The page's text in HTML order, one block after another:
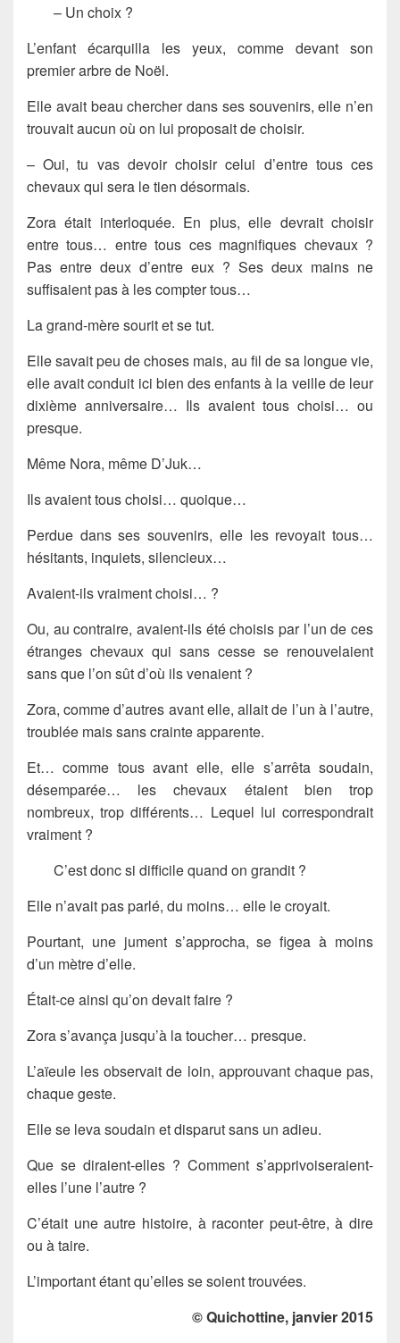
– Un choix ?
L’enfant écarquilla les yeux, comme devant son
premier arbre de Noël.
Elle avait beau chercher dans ses souvenirs, elle n’en
trouvait aucun où on lui proposait de choisir.
– Oui, tu vas devoir choisir celui d’entre tous ces
chevaux qui sera le tien désormais.
Zora était interloquée. En plus, elle devrait choisir
entre tous… entre tous ces magnifiques chevaux ?
Pas entre deux d’entre eux ? Ses deux mains ne
suffisaient pas à les compter tous…
La grand-mère sourit et se tut.
Elle savait peu de choses mais, au fil de sa longue vie,
elle avait conduit ici bien des enfants à la veille de leur
dixième anniversaire… Ils avaient tous choisi… ou
presque.
Même Nora, même D’Juk…
Ils avaient tous choisi… quoique…
Perdue dans ses souvenirs, elle les revoyait tous…
hésitants, inquiets, silencieux…
Avaient-ils vraiment choisi… ?
Ou, au contraire, avaient-ils été choisis par l’un de ces
étranges chevaux qui sans cesse se renouvelaient
sans que l’on sût d’où ils venaient ?
Zora, comme d’autres avant elle, allait de l’un à l’autre,
troublée mais sans crainte apparente.
Et… comme tous avant elle, elle s’arrêta soudain,
désemparée… les chevaux étaient bien trop
nombreux, trop différents… Lequel lui correspondrait
vraiment ?
C’est donc si difficile quand on grandit ?
Elle n’avait pas parlé, du moins… elle le croyait.
Pourtant, une jument s’approcha, se figea à moins
d’un mètre d’elle.
Était-ce ainsi qu’on devait faire ?
Zora s’avança jusqu’à la toucher… presque.
L’aïeule les observait de loin, approuvant chaque pas,
chaque geste.
Elle se leva soudain et disparut sans un adieu.
Que se diraient-elles ? Comment s’apprivoiseraient-
elles l’une l’autre ?
C’était une autre histoire, à raconter peut-être, à dire
ou à taire.
L’important étant qu’elles se soient trouvées.
© Quichottine, janvier 2015